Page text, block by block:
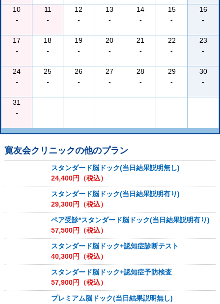
10
-
11
-
12
-
13
-
14
-
15
-
16
-
17
-
18
-
19
-
20
-
21
-
22
-
23
-
24
-
25
-
26
-
27
-
28
-
29
-
30
-
31
-
寛友会クリニックの他のプラン
スタンダード脳ドック(当日結果説明無し)
24,400円（税込）
スタンダード脳ドック(当日結果説明有り)
29,300円（税込）
ペア受診*スタンダード脳ドック(当日結果説明有り)
57,500円（税込）
スタンダード脳ドック+認知症診断テスト
40,300円（税込）
スタンダード脳ドック+認知症予防検査
57,900円（税込）
プレミアム脳ドック(当日結果説明無し)